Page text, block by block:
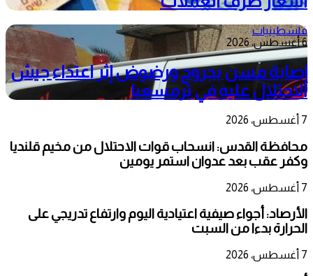
فلسطينيات
6 أغسطس، 2026
إصابة مسن بجروح ورضوض إثر اعتداء جيش
الاحتلال عليه في ترمسعيا
7 أغسطس، 2026
محافظة القدس: انسحاب قوات الاحتلال من مخيم قلنديا
وكفر عقب بعد عدوان استمر يومين
7 أغسطس، 2026
الأرصاد: أجواء صيفية اعتيادية اليوم وارتفاع تدريجي على
الحرارة بدءا من السبت
7 أغسطس، 2026